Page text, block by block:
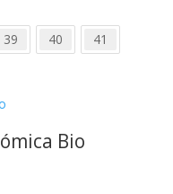
39 40 41
Bio